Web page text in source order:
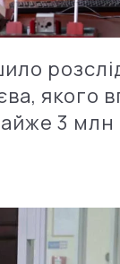
якого
3 млн